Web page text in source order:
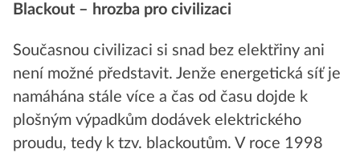
Blackout – hrozba pro civilizaci
Současnou civilizaci si snad bez elektřiny ani
není možné představit. Jenže energetická síť je
namáhána stále více a čas od času dojde k
plošným výpadkům dodávek elektrického
proudu, tedy k tzv. blackoutům. V roce 1998